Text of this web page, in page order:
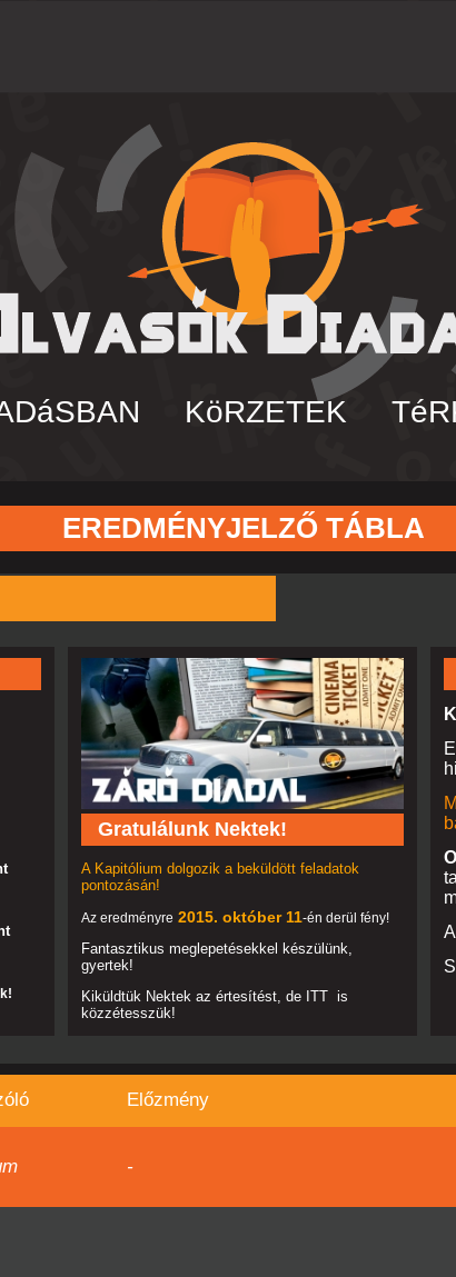
KöRZETEK
EREDMÉNYJELZŐ TÁBLA
Gratulálunk Nektek!
A Kapitólium dolgozik a beküldött feladatok
pontozásán!
Az eredményre 2015. október 11-én derül fény!
Fantasztikus meglepetésekkel készülünk,
gyertek!
Kiküldtük Nektek az értesítést, de ITT is
közzétesszük!
Előzmény
-